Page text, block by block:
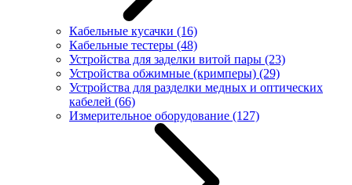
Кабельные кусачки (16)
Кабельные тестеры (48)
Устройства для заделки витой пары (23)
Устройства обжимные (кримперы) (29)
Устройства для разделки медных и оптических
кабелей (66)
Измерительное оборудование (127)